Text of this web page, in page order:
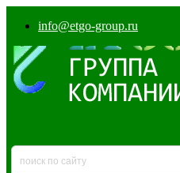
info@etgo-group.ru